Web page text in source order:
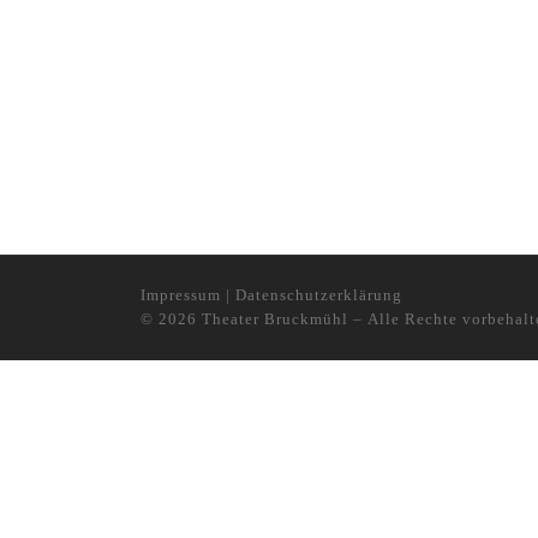
Impressum | Datenschutzerklärung
© 2026 Theater Bruckmühl – Alle Rechte